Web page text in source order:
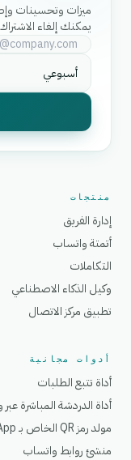
ميزات وتحسينات
يمكنك إلغاء
منتجات
إدارة الفريق
أتمتة واتساب
التكاملات
وكيل الذكاء الاصطناعي
تطبيق مركز الاتصال
أدوات مجانية
أداة تتبع الطلبات
أداة الدردشة المباشرة
مولد رمز QR الخاص بـ WhatsApp
منشئ روابط واتساب